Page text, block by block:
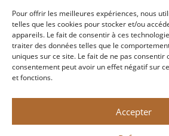
Pour offrir les meilleures expériences, nous
telles que les cookies pour stocker et/ou
appareils. Le fait de consentir à ces
traiter des données telles que le
uniques sur ce site. Le fait de ne pas consentir
consentement peut avoir un effet négatif sur
et fonctions.
Accepter
CONCEPT
NEWS
Nous trouver
Contact
Concept
Politique de